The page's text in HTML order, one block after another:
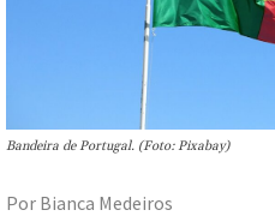
Bandeira de Portugal. (Foto: Pixabay)
Por Bianca Medeiros